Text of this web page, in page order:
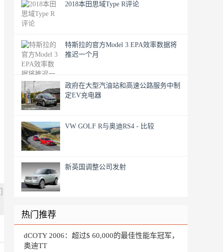
2018本田思域Type R评论
特斯拉的官方Model 3 EPA效率数据将
推迟一个月
政府在大型汽油站和高速公路服务中制
定EV充电器
VW GOLF R与奥迪RS4 - 比较
新英国调整公司发射
热门推荐
dCOTY 2006：超过$ 60,000的最佳性能车冠军，
奥迪TT